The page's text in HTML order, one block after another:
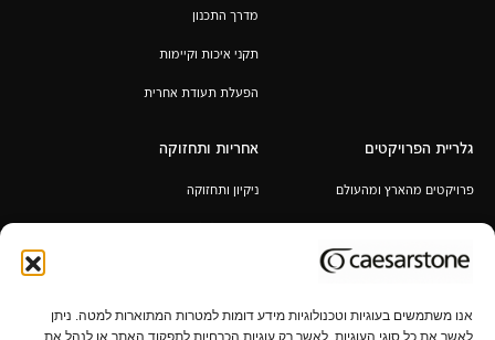
אנו משתמשים בעוגיות וטכנולוגיות מידע דומות למטרות המתוארות למטה. ניתן
לאשר את כל סוגי העוגיות, לאשר רק עוגיות הכרחיות לתפקוד האתר או לנהל את
מדרך התכנון
תקני איכות וקיימות
הפעלת תעודת אחרית
גלריית הפרויקטים
פרויקטים מהארץ ומהעולם
אחריות ותחזוקה
ניקיון ותחזוקה
אחריות לכל החיים